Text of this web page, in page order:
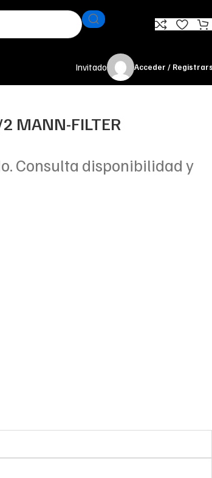
Invitado Acceder /
MANN-FILTER
Consulta disponibilidad y